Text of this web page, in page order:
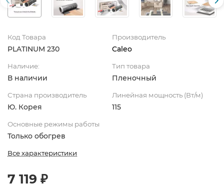
Код Товара
PLATINUM 230
Производитель
Caleo
Наличие:
В наличии
Тип товара
Пленочный
Страна производитель
Ю. Корея
Линейная мощность (Вт/м)
115
Основные режимы работы
Только обогрев
Все характеристики
7 119 ₽